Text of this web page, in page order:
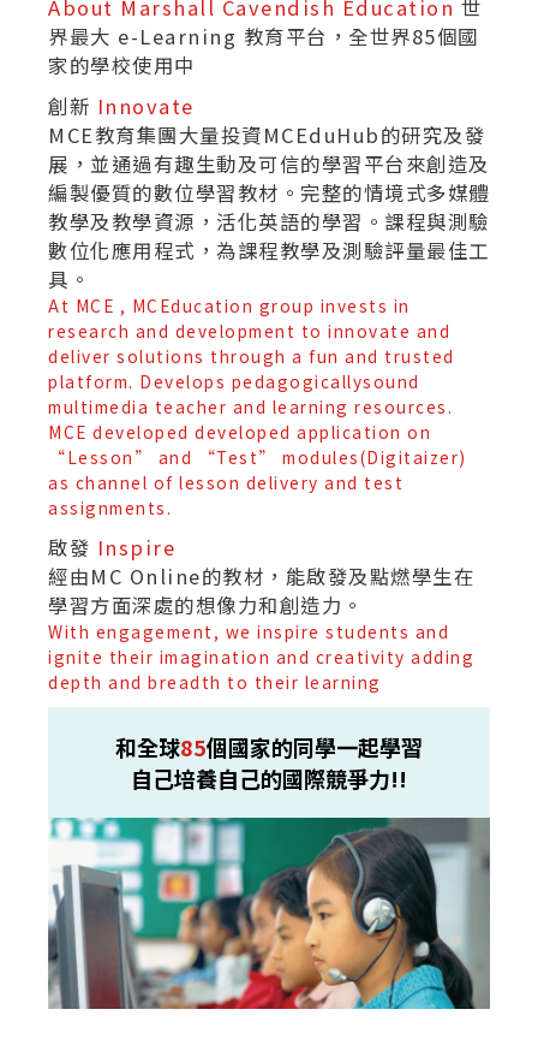
About Marshall Cavendish Education 世
界最大 e-Learning 教育平台，全世界85個國
家的學校使用中
創新 Innovate
MCE教育集團大量投資MCEduHub的研究及發
展，並通過有趣生動及可信的學習平台來創造及
編製優質的數位學習教材。完整的情境式多媒體
教學及教學資源，活化英語的學習。課程與測驗
數位化應用程式，為課程教學及測驗評量最佳工
具。
At MCE , MCEducation group invests in
research and development to innovate and
deliver solutions through a fun and trusted
platform. Develops pedagogicallysound
multimedia teacher and learning resources.
MCE developed developed application on
“Lesson” and “Test” modules(Digitaizer)
as channel of lesson delivery and test
assignments.
啟發 Inspire
經由MC Online的教材，能啟發及點燃學生在
學習方面深處的想像力和創造力。
With engagement, we inspire students and
ignite their imagination and creativity adding
depth and breadth to their learning
和全球85個國家的同學一起學習
自己培養自己的國際競爭力!!